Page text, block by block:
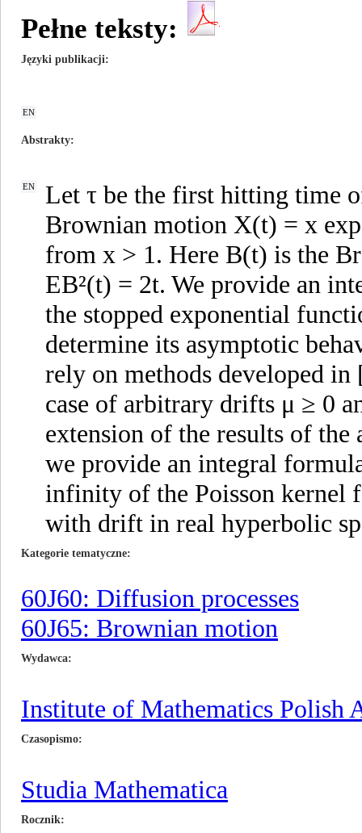
Pełne teksty:
Języki publikacji
EN
Abstrakty
EN
Let τ be the first hitting time
Brownian motion X(t) = x
from x > 1. Here B(t) is the
EB²(t) = 2t. We provide an
the stopped exponential
determine its asymptotic
rely on methods developed in
case of arbitrary drifts μ ≥ 0
extension of the results of
we provide an integral
infinity of the Poisson kernel
with drift in real hyperbolic
Kategorie tematyczne
60J60: Diffusion processes
60J65: Brownian motion
Wydawca
Institute of Mathematics Polish
Czasopismo
Studia Mathematica
Rocznik